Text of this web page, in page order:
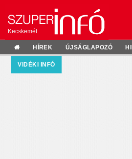
Kecskemét
HÍREK ÚJSÁGLAPOZÓ
VIDÉKI INFÓ